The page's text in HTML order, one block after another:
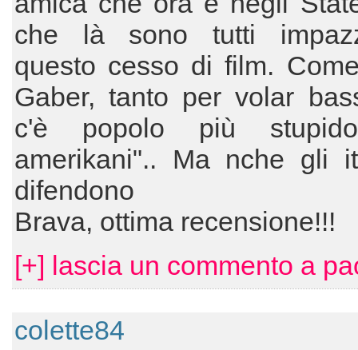
che là sono tutti
questo cesso di film.
Gaber, tanto per volar
c'è popolo più
amerikani".. Ma nche gli
difendono
Brava, ottima recensione!!!
[+] lascia un commento a
colette84